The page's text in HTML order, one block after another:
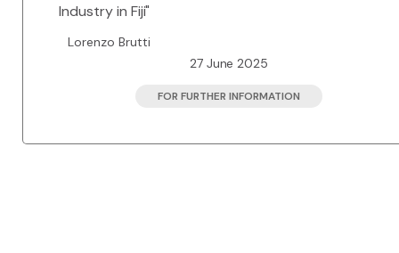
Industry in Fiji"
Lorenzo Brutti
27 June 2025
FOR FURTHER INFORMATION